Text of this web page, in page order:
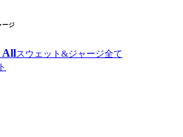
ージ
Allスウェット&ジャージ全て